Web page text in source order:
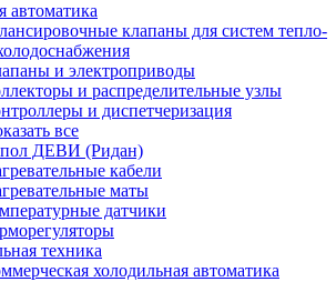
автоматика
клапаны для систем тепло-
и электроприводы
и распределительные узлы
и диспетчеризация
все
ДЕВИ (Ридан)
кабели
маты
датчики
техника
холодильная автоматика